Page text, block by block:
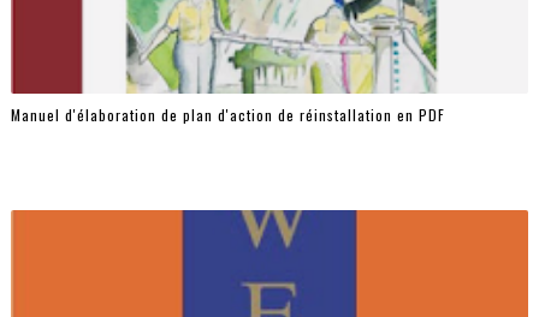
Manuel d'élaboration de plan d'action de réinstallation en PDF